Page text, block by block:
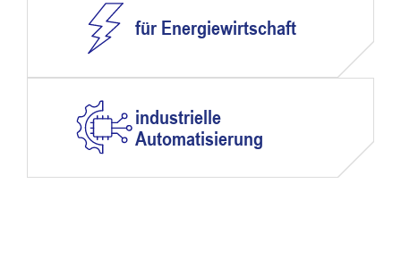
für Energiewirtschaft
industrielle
Automatisierung